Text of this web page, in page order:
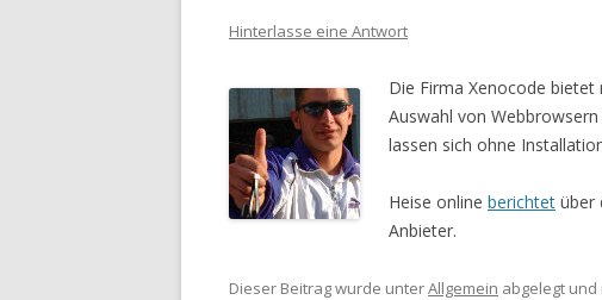
Hinterlasse eine Antwort
Die Firma Xenocode bietet
Auswahl von
lassen sich ohne
Heise online berichtet über
Anbieter.
Dieser Beitrag wurde unterAllgemein abgelegt und